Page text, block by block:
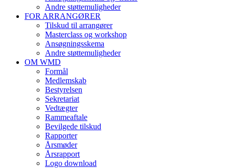
Andre støttemuligheder
FOR ARRANGØRER
Tilskud til arrangører
Masterclass og workshop
Ansøgningsskema
Andre støttemuligheder
OM WMD
Formål
Medlemskab
Bestyrelsen
Sekretariat
Vedtægter
Rammeaftale
Bevilgede tilskud
Rapporter
Årsmøder
Årsrapport
Logo download